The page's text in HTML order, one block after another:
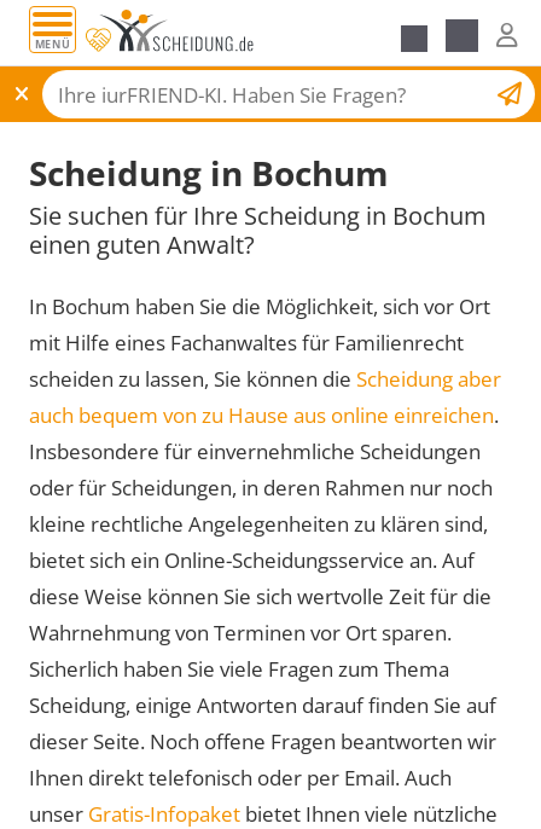
MENÜ
Scheidungsantrag
Scheidung in Bochum
Sie suchen für Ihre Scheidung in Bochum
einen guten Anwalt?
In Bochum haben Sie die Möglichkeit, sich vor Ort
mit Hilfe eines Fachanwaltes für Familienrecht
scheiden zu lassen, Sie können die Scheidung aber
auch bequem von zu Hause aus online einreichen.
Insbesondere für einvernehmliche Scheidungen
oder für Scheidungen, in deren Rahmen nur noch
kleine rechtliche Angelegenheiten zu klären sind,
bietet sich ein Online-Scheidungsservice an. Auf
diese Weise können Sie sich wertvolle Zeit für die
Wahrnehmung von Terminen vor Ort sparen.
Sicherlich haben Sie viele Fragen zum Thema
Scheidung, einige Antworten darauf finden Sie auf
dieser Seite. Noch offene Fragen beantworten wir
Ihnen direkt telefonisch oder per Email. Auch
unser Gratis-Infopaket bietet Ihnen viele nützliche